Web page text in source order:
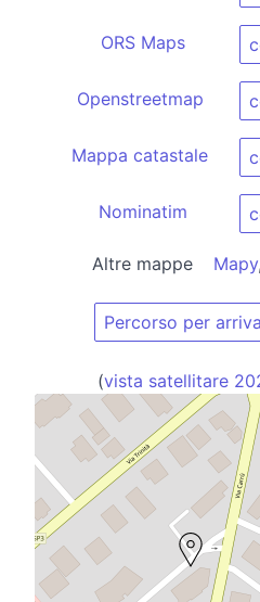
ORS Maps
Openstreetmap
Mappa catastale
Nominatim
Altre mappe Mapy,
Percorso per
(vista satellitare